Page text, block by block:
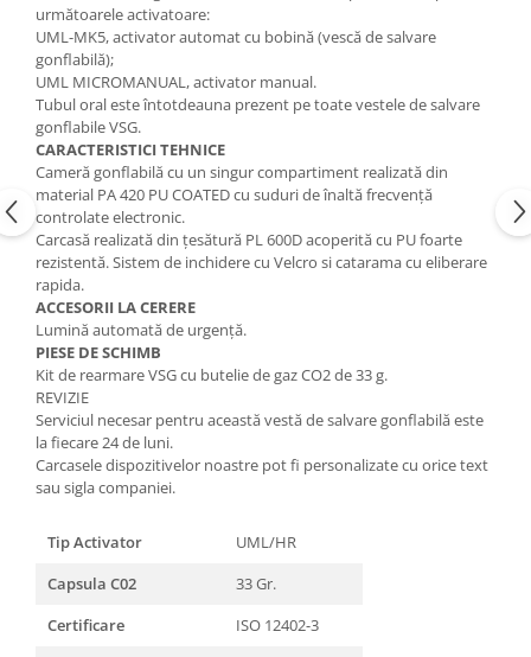
următoarele activatoare:
UML-MK5, activator automat cu bobină (vescă de salvare
gonflabilă);
UML MICROMANUAL, activator manual.
Tubul oral este întotdeauna prezent pe toate vestele de salvare
gonflabile VSG.
CARACTERISTICI TEHNICE
Cameră gonflabilă cu un singur compartiment realizată din
material PA 420 PU COATED cu suduri de înaltă frecvență
controlate electronic.
Carcasă realizată din țesătură PL 600D acoperită cu PU foarte
rezistentă. Sistem de inchidere cu Velcro si catarama cu eliberare
rapida.
ACCESORII LA CERERE
Lumină automată de urgență.
PIESE DE SCHIMB
Kit de rearmare VSG cu butelie de gaz CO2 de 33 g.
REVIZIE
Serviciul necesar pentru această vestă de salvare gonflabilă este
la fiecare 24 de luni.
Carcasele dispozitivelor noastre pot fi personalizate cu orice text
sau sigla companiei.
Tip Activator
UML/HR
Capsula C02
33 Gr.
Certificare
ISO 12402-3